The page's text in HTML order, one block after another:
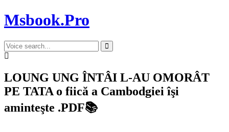
Msbook.Pro
LOUNG UNG ÎNTÂI L-AU OMORÂT
PE TATA o fiică a Cambodgiei îşi
aminteşte .PDF📚